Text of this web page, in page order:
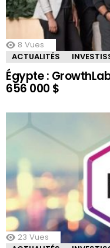
8 Vues
ACTUALITÉS
Égypte :
656 000 $
23 Vues